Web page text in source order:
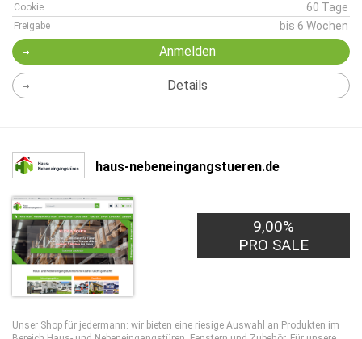
Cookie 60 Tage
Freigabe bis 6 Wochen
Anmelden
Details
haus-nebeneingangstueren.de
9,00%
PRO SALE
Unser Shop für jedermann: wir bieten eine riesige Auswahl an Produkten im